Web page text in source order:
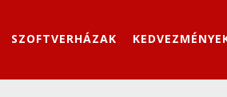
SZOFTVERHÁZAK